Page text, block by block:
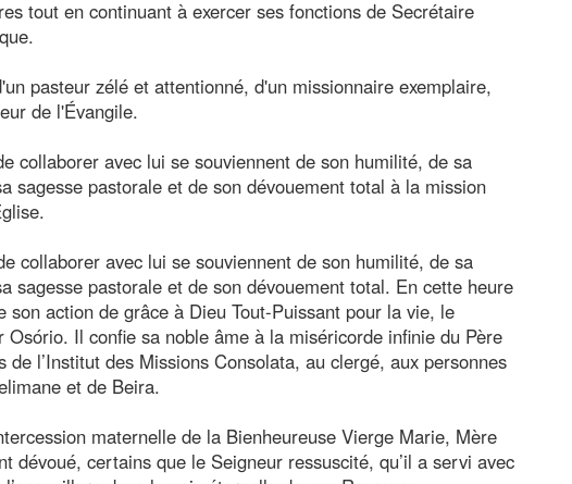
tout en continuant à exercer ses fonctions de Secrétaire
pasteur zélé et attentionné, d'un missionnaire exemplaire,
de l'Évangile.
collaborer avec lui se souviennent de son humilité, de sa
sagesse pastorale et de son dévouement total à la mission
collaborer avec lui se souviennent de son humilité, de sa
sagesse pastorale et de son dévouement total. En cette heure
son action de grâce à Dieu Tout-Puissant pour la vie, le
Il confie sa noble âme à la miséricorde infinie du Père
l’Institut des Missions Consolata, au clergé, aux personnes
et de Beira.
maternelle de la Bienheureuse Vierge Marie, Mère
dévoué, certains que le Seigneur ressuscité, qu’il a servi avec